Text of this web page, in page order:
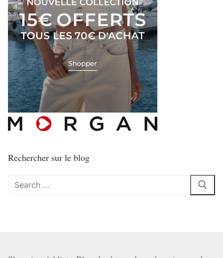
Rechercher sur le blog
Rechercher